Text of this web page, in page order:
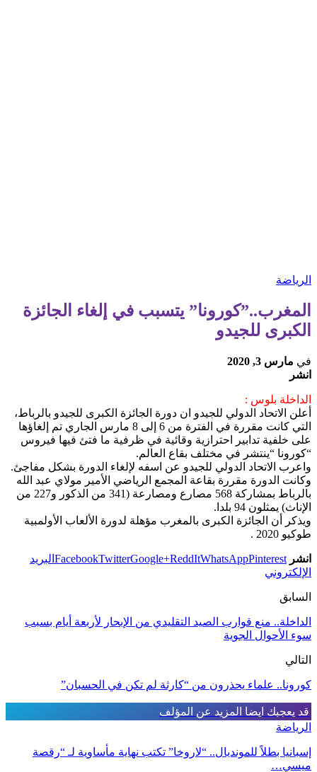
الرياضة
المغرب..”كورونا” يتسبب في إلغاء الجائزة
الكبرى للجيدو
في مارس 3, 2020
انشر
الداخلة بلوس :
أعلن الاتحاد الدولي للجيدو ان دورة الجائزة الكبرى للجيدو بالرباط،
التي كانت مقررة في الفترة من 6 إلى 8 مارس الجاري تم إلغاؤها
على خلفية تدابير احترازية وقائية في ظرفية ما فتئ فيها فيروس
“كورونا “ينتشر في مختلف بقاع العالم.
واعرب الاتحاد الدولي للجيدو عن اسفه لإلغاء الدورة بشكل مفاجئ.
وكانت الدورة مقررة بقاعة المجمع الرياضي الأمير مولاي عبد الله
بالرباط بمشاركة 568 مصارع ومصارعة (341 من الذكور و227 من
الإناث) يمثلون 94 بلدا.
ويذكر أن الجائزة الكبرى بالمغرب مؤهلة لدورة الألعاب الأولمبية
طوكيو 2020 .
انشر FacebookTwitterGoogle+ReddItWhatsAppPinterest
البريد
الإلكتروني
السابق
الداخلة.. منع قوارب الصيد التقليدي من الإبحار لأربعة أيام بسبب
سوء الأحوال الجوية
التالي
كورونا.. علماء يحذرون من “كارثة لم تكن في الحسبان”
قد يعجبك ايضا المزيد عن المؤلف
الرياضة
إسبانيا بطلاً للمونديال.. “لاروخا” تكتب نهاية مأساوية لـ “رقصة
ميسي…